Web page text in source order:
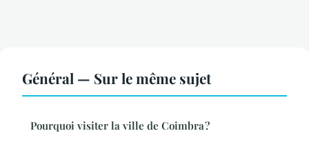
Général — Sur le même sujet
Pourquoi visiter la ville de Coimbra ?